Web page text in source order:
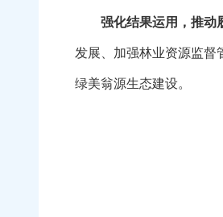
强化结果运用，推动
发展、加强林业资源监督
绿美翁源生态建设。